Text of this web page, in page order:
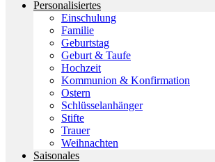
Personalisiertes
Einschulung
Familie
Geburtstag
Geburt & Taufe
Hochzeit
Kommunion & Konfirmation
Ostern
Schlüsselanhänger
Stifte
Trauer
Weihnachten
Saisonales